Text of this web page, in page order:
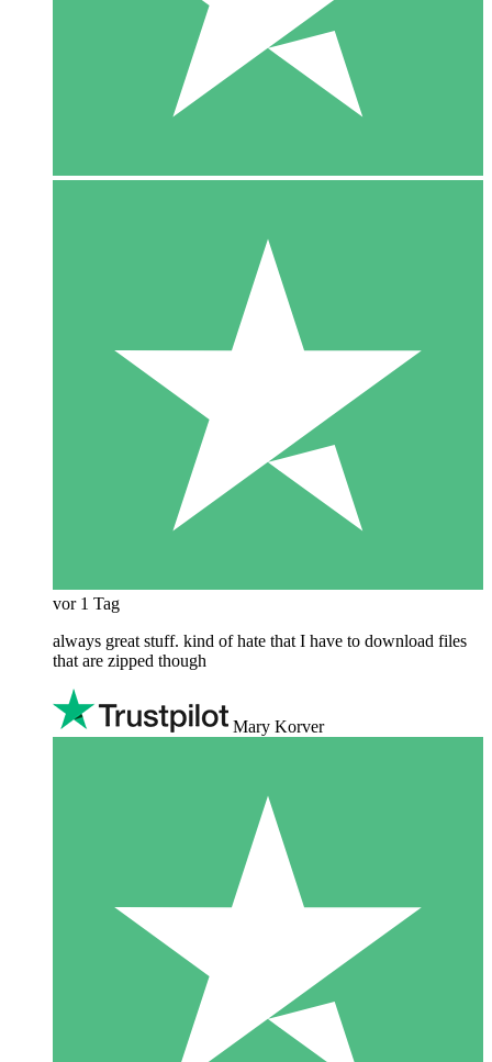
vor 1 Tag
always great stuff. kind of hate that I have to download files
that are zipped though
Mary Korver